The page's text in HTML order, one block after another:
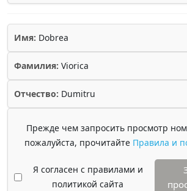
Имя: Dobrea
Фамилия: Viorica
Отчество: Dumitru
Прежде чем запросить просмотр
пожалуйста, прочитайте Правила и
Я согласен с правилами и
политикой сайта